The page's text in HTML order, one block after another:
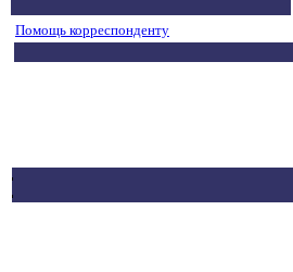
Помощь корреспонденту